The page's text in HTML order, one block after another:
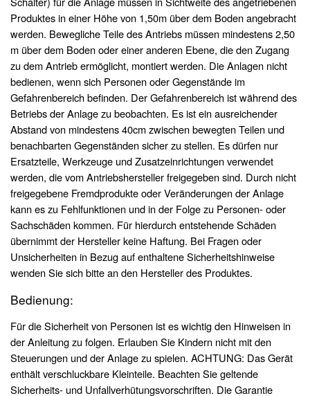
Produktes in einer Höhe von 1,50m über dem Boden angebracht
werden. Bewegliche Teile des Antriebs müssen mindestens 2,50
m über dem Boden oder einer anderen Ebene, die den Zugang
zu dem Antrieb ermöglicht, montiert werden. Die Anlagen nicht
bedienen, wenn sich Personen oder Gegenstände im
Gefahrenbereich befinden. Der Gefahrenbereich ist während des
Betriebs der Anlage zu beobachten. Es ist ein ausreichender
Abstand von mindestens 40cm zwischen bewegten Teilen und
benachbarten Gegenständen sicher zu stellen. Es dürfen nur
Ersatzteile, Werkzeuge und Zusatzeinrichtungen verwendet
werden, die vom Antriebshersteller freigegeben sind. Durch nicht
freigegebene Fremdprodukte oder Veränderungen der Anlage
kann es zu Fehlfunktionen und in der Folge zu Personen- oder
Sachschäden kommen. Für hierdurch entstehende Schäden
übernimmt der Hersteller keine Haftung. Bei Fragen oder
Unsicherheiten in Bezug auf enthaltene Sicherheitshinweise
wenden Sie sich bitte an den Hersteller des Produktes.
Bedienung:
Für die Sicherheit von Personen ist es wichtig den Hinweisen in
der Anleitung zu folgen. Erlauben Sie Kindern nicht mit den
Steuerungen und der Anlage zu spielen. ACHTUNG: Das Gerät
enthält verschluckbare Kleinteile. Beachten Sie geltende
Sicherheits- und Unfallverhütungsvorschriften. Die Garantie